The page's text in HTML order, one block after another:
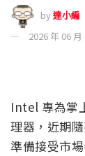
by達小編
2026 年 06
Intel 專為掌
理器，近期
準備接受市